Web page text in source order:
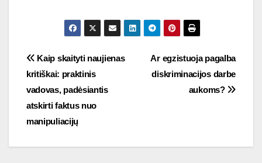
Navigacija
tarp
įrašų
Ar egzistuoja pagalba
diskriminacijos darbe
aukoms?
Kaip skaityti naujienas
kritiškai: praktinis
vadovas, padėsiantis
atskirti faktus nuo
manipuliacijų